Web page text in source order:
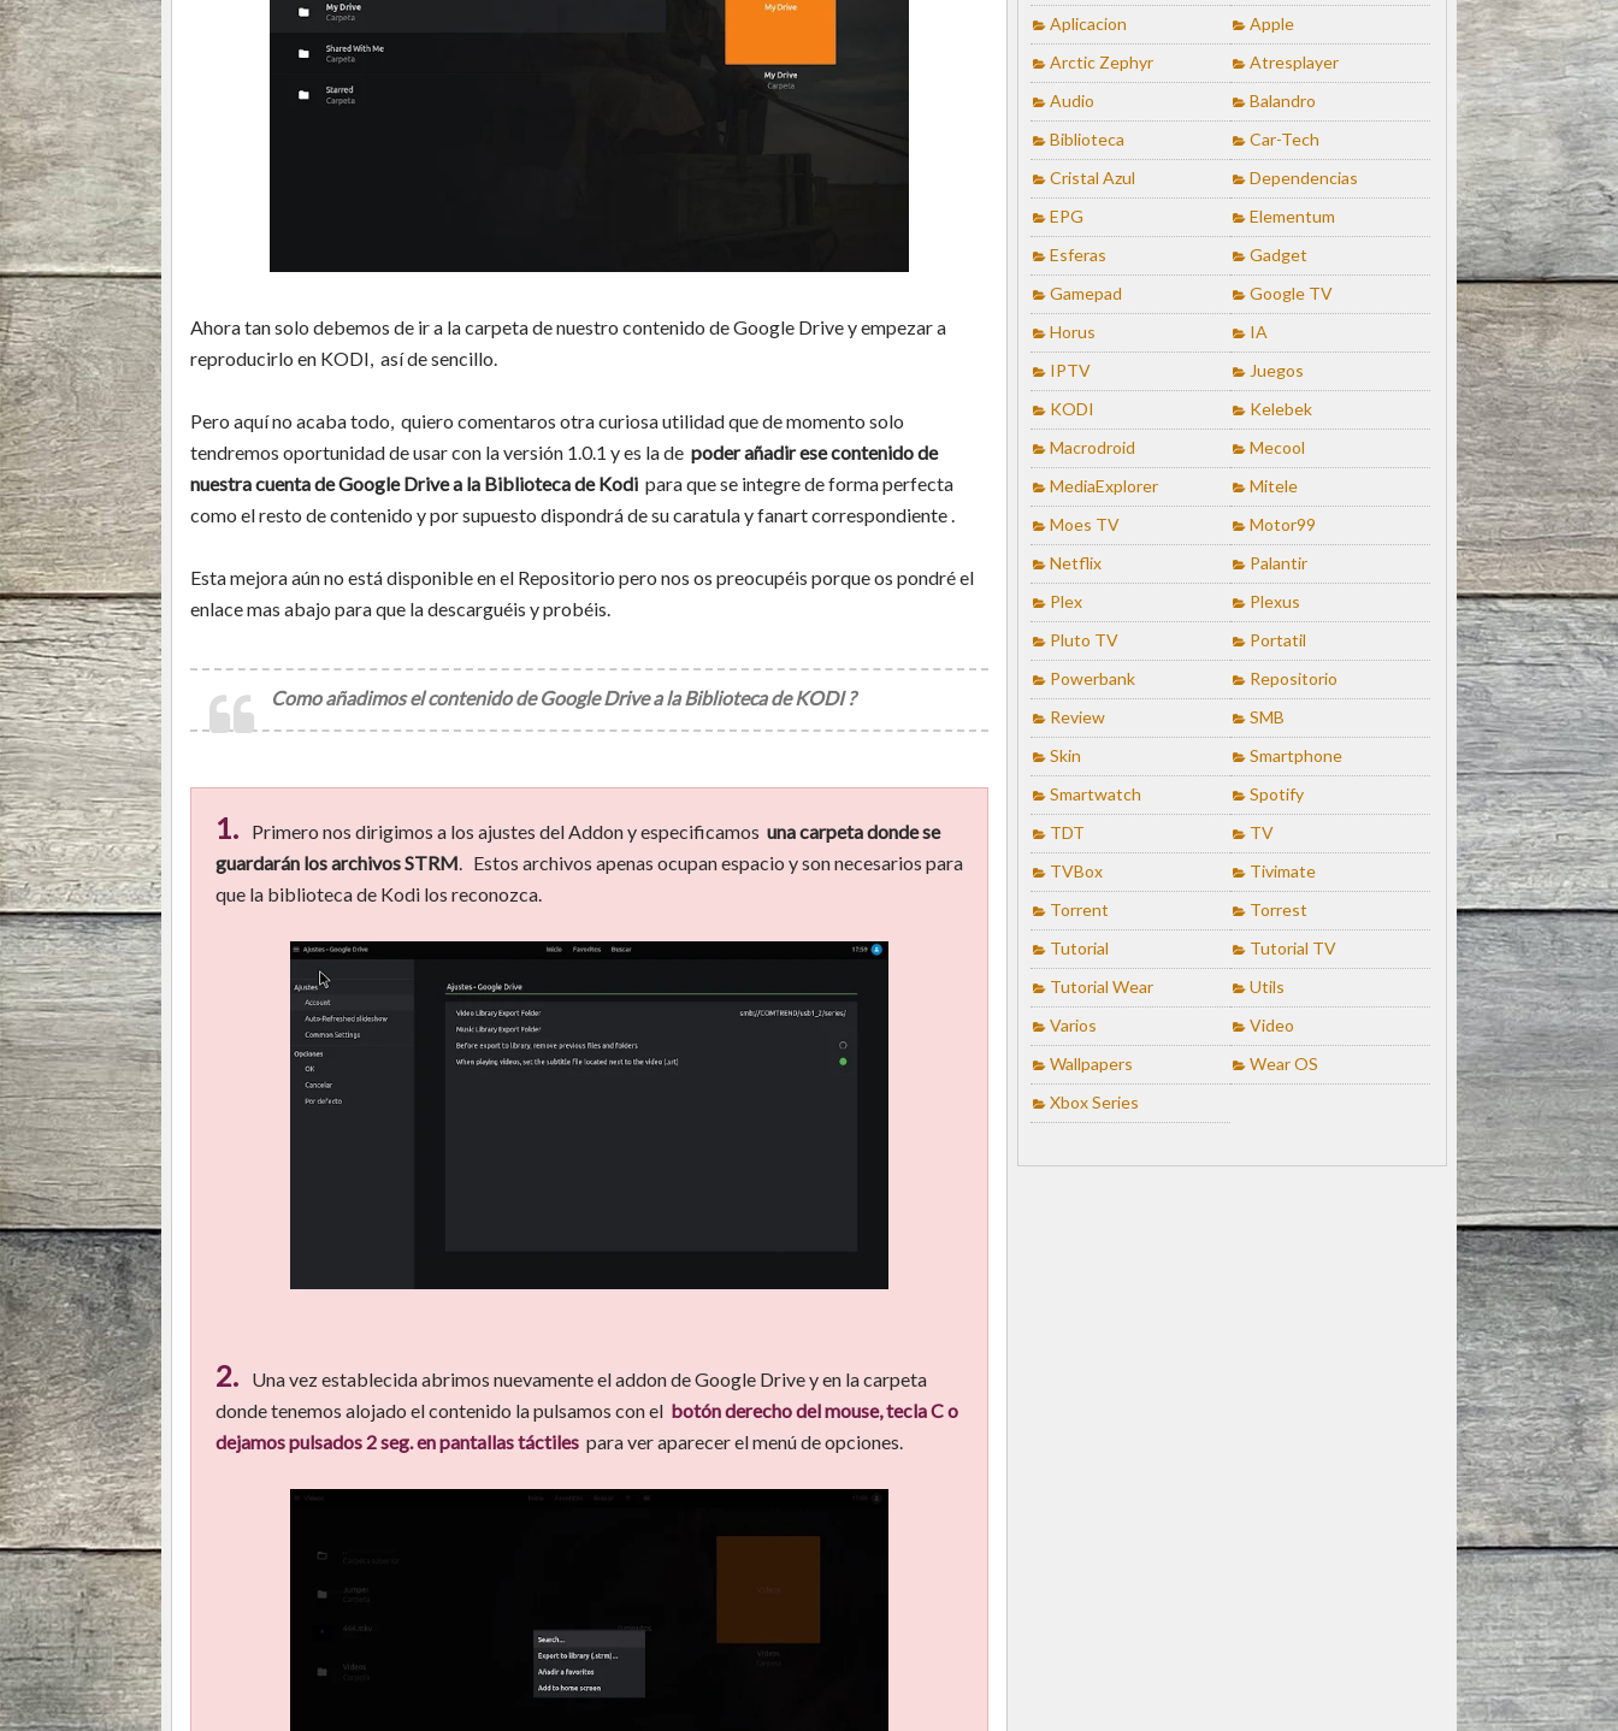
Ahora tan solo debemos de ir a la carpeta de nuestro contenido de Google Drive y empezar a
reproducirlo en KODI, así de sencillo.
Pero aquí no acaba todo, quiero comentaros otra curiosa utilidad que de momento solo
tendremos oportunidad de usar con la versión 1.0.1 y es la de poder añadir ese contenido de
nuestra cuenta de Google Drive a la Biblioteca de Kodi para que se integre de forma perfecta
como el resto de contenido y por supuesto dispondrá de su caratula y fanart correspondiente .
Esta mejora aún no está disponible en el Repositorio pero nos os preocupéis porque os pondré el
enlace mas abajo para que la descarguéis y probéis.
Como añadimos el contenido de Google Drive a la Biblioteca de KODI ?
1. Primero nos dirigimos a los ajustes del Addon y especificamos una carpeta donde se
guardarán los archivos STRM. Estos archivos apenas ocupan espacio y son necesarios para
que la biblioteca de Kodi los reconozca.
2.
Una vez establecida abrimos nuevamente el addon de Google Drive y en la carpeta
donde tenemos alojado el contenido la pulsamos con el botón derecho del mouse, tecla C o
dejamos pulsados 2 seg. en pantallas táctiles para ver aparecer el menú de opciones.
Aplicacion
Apple
Arctic Zephyr
Atresplayer
Audio
Balandro
Biblioteca
Car-Tech
Cristal Azul
Dependencias
EPG
Elementum
Esferas
Gadget
Gamepad
Google TV
Horus
IA
IPTV
Juegos
KODI
Kelebek
Macrodroid
Mecool
MediaExplorer
Mitele
Moes TV
Motor99
Netflix
Palantir
Plex
Plexus
Pluto TV
Portatil
Powerbank
Repositorio
Review
SMB
Skin
Smartphone
Smartwatch
Spotify
TDT
TV
TVBox
Tivimate
Torrent
Torrest
Tutorial
Tutorial TV
Tutorial Wear
Utils
Varios
Video
Wallpapers
Wear OS
Xbox Series